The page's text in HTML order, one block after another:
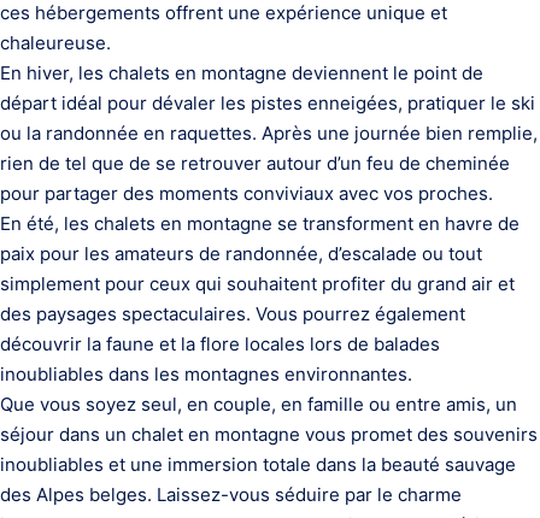
ces hébergements offrent une expérience unique et
chaleureuse.
En hiver, les chalets en montagne deviennent le point de
départ idéal pour dévaler les pistes enneigées, pratiquer le ski
ou la randonnée en raquettes. Après une journée bien remplie,
rien de tel que de se retrouver autour d’un feu de cheminée
pour partager des moments conviviaux avec vos proches.
En été, les chalets en montagne se transforment en havre de
paix pour les amateurs de randonnée, d’escalade ou tout
simplement pour ceux qui souhaitent profiter du grand air et
des paysages spectaculaires. Vous pourrez également
découvrir la faune et la flore locales lors de balades
inoubliables dans les montagnes environnantes.
Que vous soyez seul, en couple, en famille ou entre amis, un
séjour dans un chalet en montagne vous promet des souvenirs
inoubliables et une immersion totale dans la beauté sauvage
des Alpes belges. Laissez-vous séduire par le charme